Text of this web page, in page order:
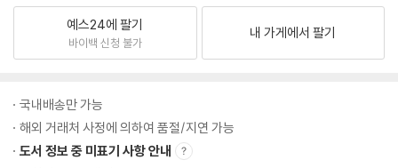
예스24에 팔기
바이백 신청 불가
내 가게에서 팔기
국내배송만 가능
해외 거래처 사정에 의하여 품절/지연 가능
도서 정보 중 미표기 사항 안내